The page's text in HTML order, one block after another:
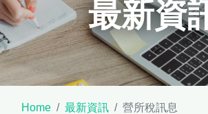
最新資
Home 最新資訊
營所稅訊息